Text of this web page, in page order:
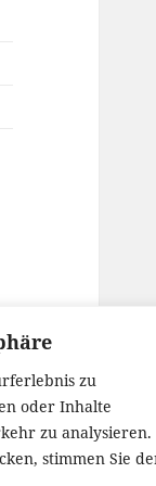
zu
oder Inhalte
zu analysieren.
stimmen Sie